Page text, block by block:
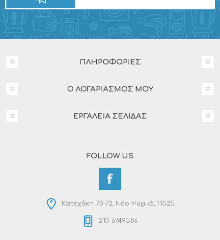
ΠΛΗΡΟΦΟΡΊΕΣ
Ο ΛΟΓΑΡΙΑΣΜΌΣ ΜΟΥ
ΕΡΓΑΛΕΊΑ ΣΕΛΊΔΑΣ
FOLLOW US
Κατεχάκη 70-72, Νέο Ψυχικό, 11525
210-6749586